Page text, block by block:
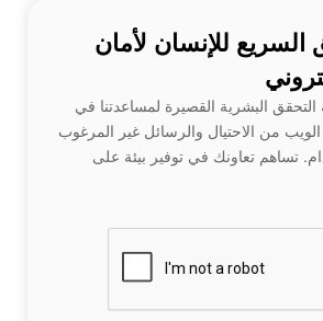
السريع للإنسان لأمان
البشرية القصيرة لمساعدتنا في
من الاحتيال والرسائل غير المرغوب
تساهم تعاونك في توفير بيئة على